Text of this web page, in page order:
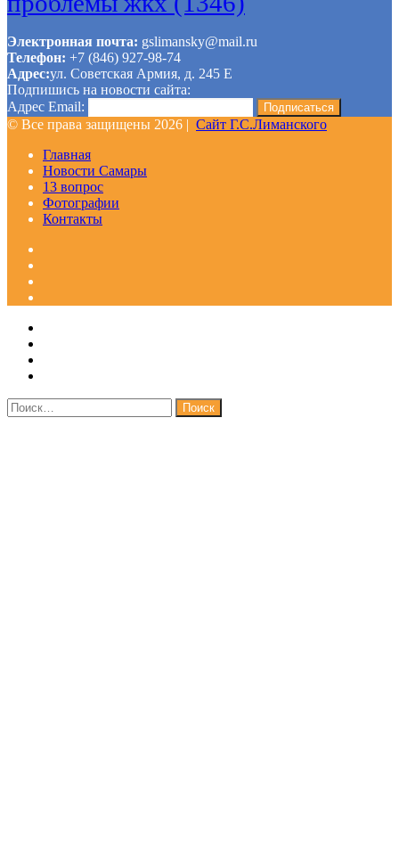
Электронная почта: gslimansky@mail.ru
Телефон: +7 (846) 927-98-74
Адрес:ул. Советская Армия, д. 245 Е
Подпишись на новости сайта:
Адрес Email:
© Все права защищены 2026 | Сайт Г.С.Лиманского
Главная
Новости Самары
13 вопрос
Фотографии
Контакты
Facebook
Google+
Одноклассники
WhatsApp
Telegram
Viber
Кнопка
«Наверх»
Закрыть
Найти: